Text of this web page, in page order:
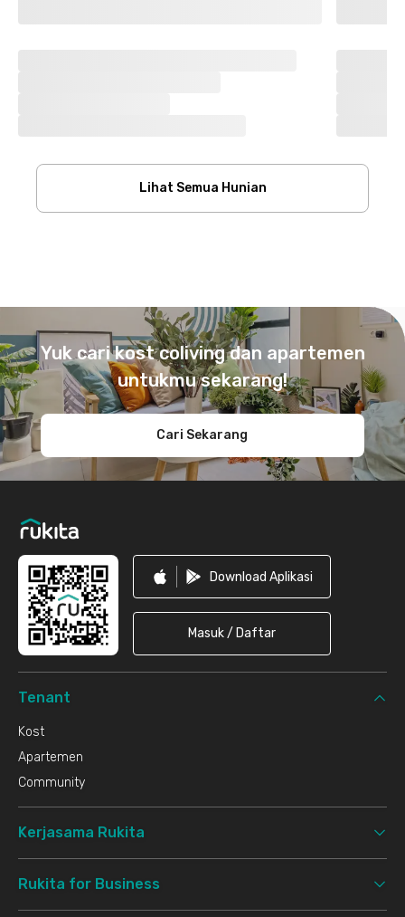
Lihat Semua Hunian
Yuk cari kost coliving dan apartemen
untukmu sekarang!
Cari Sekarang
Download Aplikasi
Masuk / Daftar
Tenant
Kost
Apartemen
Community
Kerjasama Rukita
Rukita for Business